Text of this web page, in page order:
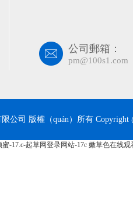
公司郵箱：
pm@100s1.com
公司 版權（quán）所有 Copyright
蜜-17.c-起草网登录网站-17c 嫩草色在线观